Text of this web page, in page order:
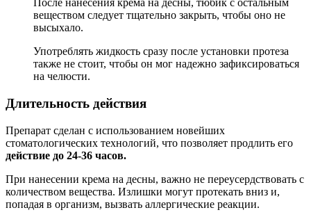
После нанесения крема на десны, тюбик с остальным
веществом следует тщательно закрыть, чтобы оно не
высыхало.
Употреблять жидкость сразу после установки протеза
также не стоит, чтобы он мог надежно зафиксироваться
на челюсти.
Длительность действия
Препарат сделан с использованием новейших
стоматологических технологий, что позволяет продлить его
действие до 24-36 часов.
При нанесении крема на десны, важно не переусердствовать с
количеством вещества. Излишки могут протекать вниз и,
попадая в организм, вызвать аллергические реакции.